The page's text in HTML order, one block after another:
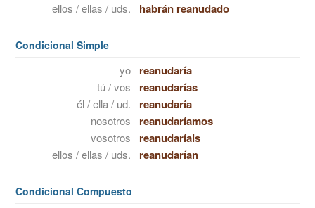
ellos / ellas / uds. habrán reanudado
Condicional Simple
yo reanudaría
tú / vos reanudarías
él / ella / ud. reanudaría
nosotros reanudaríamos
vosotros reanudaríais
ellos / ellas / uds. reanudarían
Condicional Compuesto